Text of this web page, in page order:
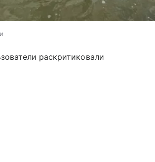
раскритиковали